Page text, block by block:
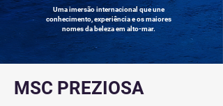
Uma imersão internacional que une
conhecimento, experiência e os maiores
nomes da beleza em alto-mar.
MSC PREZIOSA